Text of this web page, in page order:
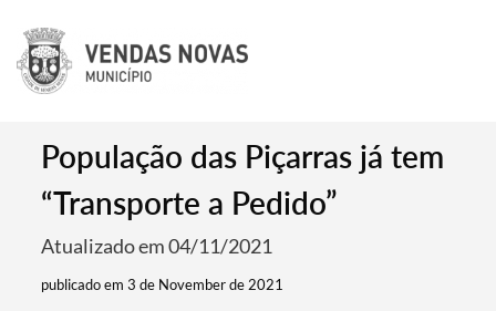
População das Piçarras já tem
“Transporte a Pedido”
Atualizado em 04/11/2021
publicado em 3 de November de 2021